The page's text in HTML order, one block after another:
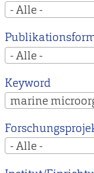
- Alle -
- Alle -
Keyword
marine
- Alle -